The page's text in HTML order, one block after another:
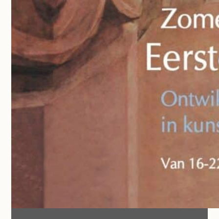
hoogte te blijven van
nieuwe boeken en
tentoonstellingen in de
omgeving.
[contact-form-7
id="1a822ea"
title="Newsletter"]